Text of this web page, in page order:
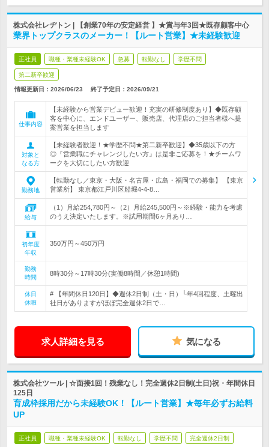
株式会社レヂトン | 【創業70年の安定経営 】★賞与年3回★既存顧客中心
業界トップクラスのメーカー！【ルート営業】★未経験歓迎
正社員 職種・業種未経験OK 急募 転勤なし 学歴不問
第二新卒歓迎
情報更新日：2026/06/23 終了予定日： 2026/09/21
仕事内容
【未経験から営業デビュー歓迎！充実の研修制度あり】◆既存顧
客を中心に、エンドユーザー、販売店、代理店のご担当者様へ提
案営業を担当します
対象と
なる方
【未経験者歓迎！★学歴不問★第二新卒歓迎】◆35歳以下の方
◎『営業職にチャレンジしたい方』は是非ご応募を！★チームワ
ークを大切にしたい方歓迎
勤務地
【転勤なし／東京・大阪・名古屋・広島・福岡での募集】 【東京
営業所】 東京都江戸川区船堀4-4-8…
給与
（1）月給254,780円～（2）月給245,500円～※経験・能力を考慮
のうえ決定いたします。※試用期間6ヶ月あり…
初年度
年収
350万円～450万円
勤務
時間
8時30分～17時30分(実働8時間／休憩1時間)
休日
休暇
# 【年間休日120日】◆週休2日制（土・日）└年4回程度、土曜出
社日がありますがほぼ完全週休2日で…
求人詳細を見る 気になる
株式会社ツール | ☆面接1回！残業なし！完全週休2日制(土日)祝・年間休日
125日
育成枠採用だから未経験OK！【ルート営業】★毎年必ずお給料
UP
正社員 職種・業種未経験OK 転勤なし 学歴不問 完全週休2日制